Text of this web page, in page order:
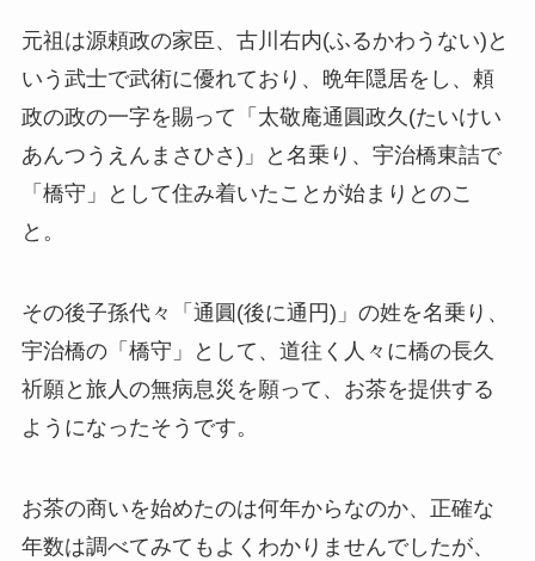
元祖は源頼政の家臣、古川右内(ふるかわうない)と
いう武士で武術に優れており、晩年隠居をし、頼
政の政の一字を賜って「太敬庵通圓政久(たいけい
あんつうえんまさひさ)」と名乗り、宇治橋東詰で
「橋守」として住み着いたことが始まりとのこ
と。
その後子孫代々「通圓(後に通円)」の姓を名乗り、
宇治橋の「橋守」として、道往く人々に橋の長久
祈願と旅人の無病息災を願って、お茶を提供する
ようになったそうです。
お茶の商いを始めたのは何年からなのか、正確な
年数は調べてみてもよくわかりませんでしたが、